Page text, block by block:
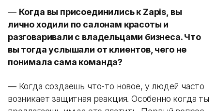
— Когда вы присоединились к Zapis, вы
лично ходили по салонам красоты и
разговаривали с владельцами бизнеса. Что
вы тогда услышали от клиентов, чего не
понимала сама команда?
— Когда создаешь что-то новое, у людей часто
возникает защитная реакция. Особенно когда ты